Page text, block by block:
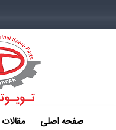
صفحه اصلی مقالات